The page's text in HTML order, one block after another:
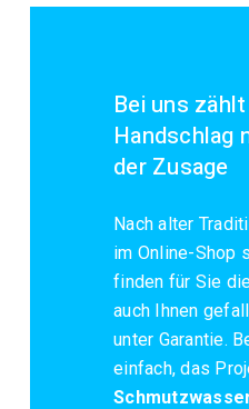
Bei uns
Handschlag
der Zusage
Nach alter
im Online-Shop
finden für Sie
auch Ihnen
unter Garantie.
einfach, das